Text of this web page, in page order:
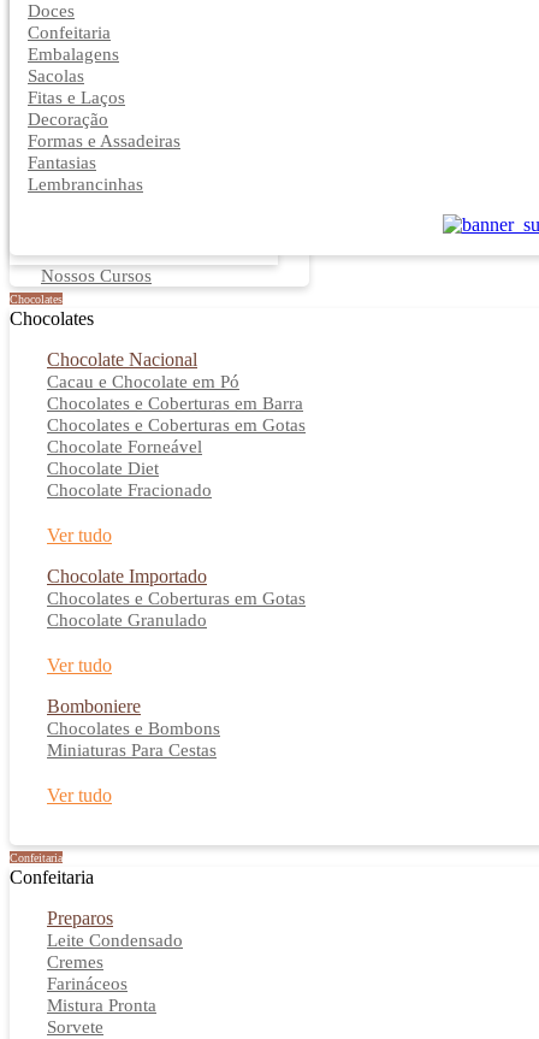
Doces
Confeitaria
Embalagens
Sacolas
Fitas e Laços
Decoração
Formas e Assadeiras
Fantasias
Lembrancinhas
Nossos Cursos
Chocolates
Chocolates
Chocolate Nacional
Cacau e Chocolate em Pó
Chocolates e Coberturas em Barra
Chocolates e Coberturas em Gotas
Chocolate Forneável
Chocolate Diet
Chocolate Fracionado
Ver tudo
Chocolate Importado
Chocolates e Coberturas em Gotas
Chocolate Granulado
Ver tudo
Bomboniere
Chocolates e Bombons
Miniaturas Para Cestas
Ver tudo
Confeitaria
Confeitaria
Preparos
Leite Condensado
Cremes
Farináceos
Mistura Pronta
Sorvete